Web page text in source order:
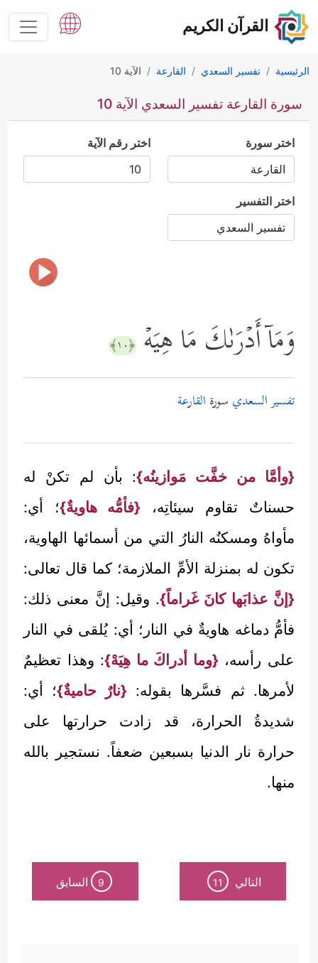
القرآن الكريم
الرئيسية تفسير السعدي القارعة الآية 10
سورة القارعة تفسير السعدي الآية 10
اختر سورة اختر رقم الآية
اختر التفسير
وَمَاۤ أَدۡرَىٰكَ مَا هِیَهۡ ﴿١٠﴾
تفسير السعدي سورة القارعة
{وأمَّا من خفَّت مَوازينُه}: بأن لم تكنْ له
حسناتٌ تقاوم سيئاتِه، {فأمُّه هاويةٌ}؛ أي:
مأواهُ ومسكنُه النارُ التي من أسمائها الهاوية،
تكون له بمنزلة الأمِّ الملازمة؛ كما قال تعالى:
{إنَّ عذابَها كانَ غَراماً}. وقيل: إنَّ معنى ذلك:
فأمُّ دماغه هاويةٌ في النار؛ أي: يُلقى في النار
على رأسه، {وما أدراكَ ما هِيَهْ}: وهذا تعظيمٌ
لأمرها. ثم فسَّرها بقوله: {نارٌ حاميةٌ}؛ أي:
شديدةُ الحرارة، قد زادت حرارتها على
حرارة نار الدنيا بسبعين ضعفاً. نستجير بالله
منها.
التالي 11
9 السابق